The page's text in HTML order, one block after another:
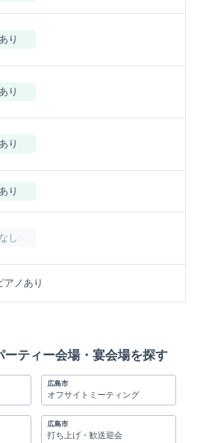
あり
あり
あり
あり
なし
アノあり
ーティー会場・宴会場を探す
広島市
オフサイトミーティング
広島市
打ち上げ・歓送迎会